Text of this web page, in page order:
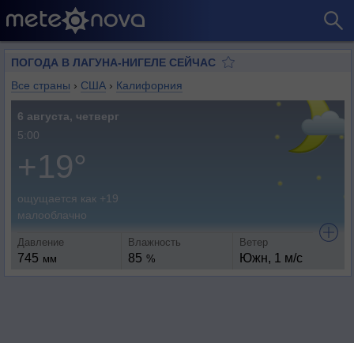
ПОГОДА В ЛАГУНА-НИГЕЛЕ СЕЙЧАС
Все страны › США › Калифорния
6 августа, четверг
5:00
+19°
ощущается как +19
малооблачно
Давление
745 мм
Влажность
85 %
Ветер
Южн, 1 м/с